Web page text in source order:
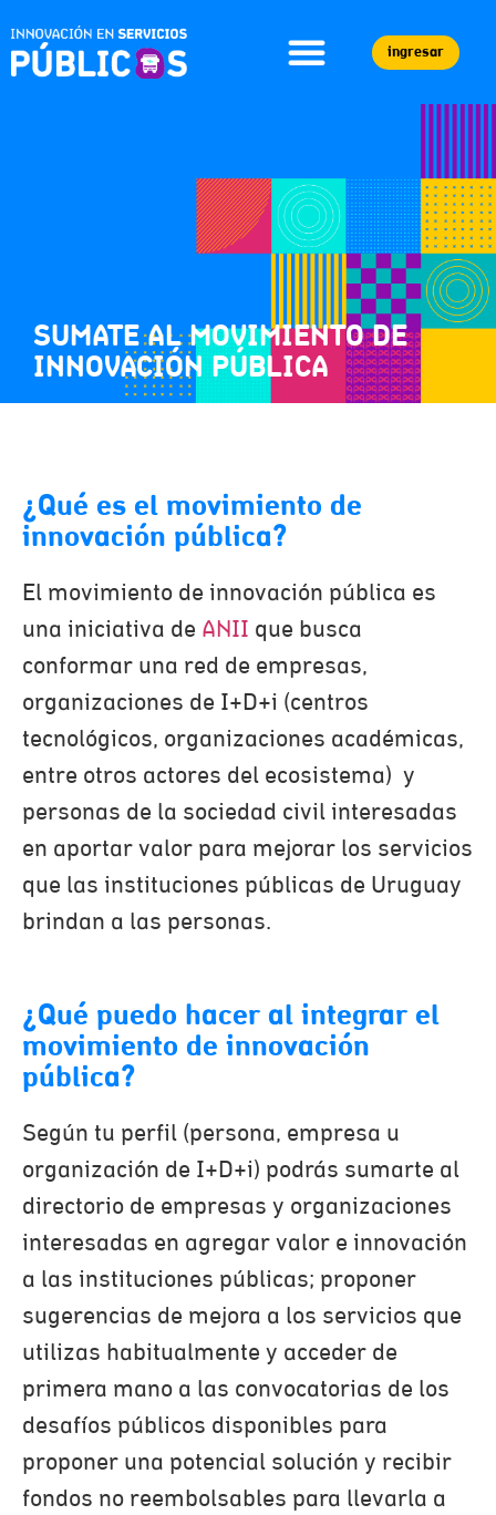
ingresar
SUMATE AL MOVIMIENTO DE
INNOVACIÓN PÚBLICA
¿Qué es el movimiento de
innovación pública?
El movimiento de innovación pública es
una iniciativa de ANII que busca
conformar una red de empresas,
organizaciones de I+D+i (centros
tecnológicos, organizaciones académicas,
entre otros actores del ecosistema) y
personas de la sociedad civil interesadas
en aportar valor para mejorar los servicios
que las instituciones públicas de Uruguay
brindan a las personas.
¿Qué puedo hacer al integrar el
movimiento de innovación
pública?
Según tu perfil (persona, empresa u
organización de I+D+i) podrás sumarte al
directorio de empresas y organizaciones
interesadas en agregar valor e innovación
a las instituciones públicas; proponer
sugerencias de mejora a los servicios que
utilizas habitualmente y acceder de
primera mano a las convocatorias de los
desafíos públicos disponibles para
proponer una potencial solución y recibir
fondos no reembolsables para llevarla a